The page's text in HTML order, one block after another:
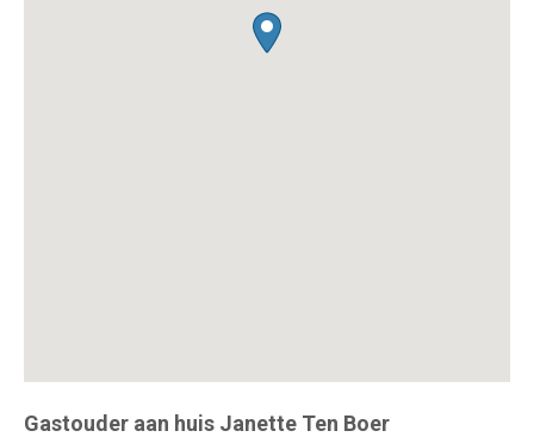
Gastouder aan huis Janette Ten Boer